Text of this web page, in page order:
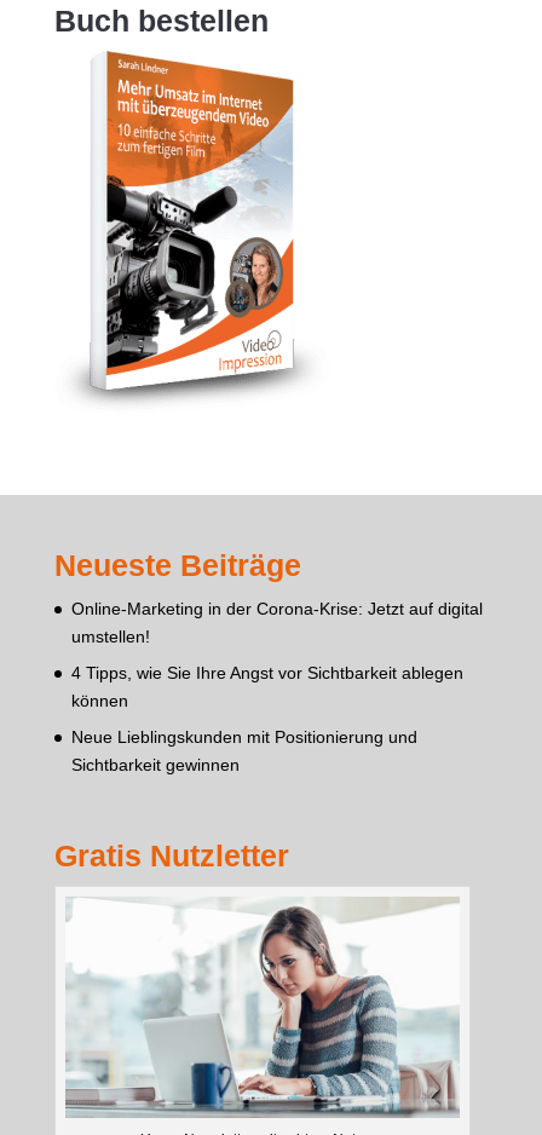
Buch bestellen
Neueste Beiträge
Online-Marketing in der Corona-Krise: Jetzt auf digital
umstellen!
4 Tipps, wie Sie Ihre Angst vor Sichtbarkeit ablegen
können
Neue Lieblingskunden mit Positionierung und
Sichtbarkeit gewinnen
Gratis Nutzletter